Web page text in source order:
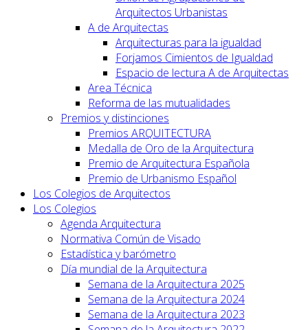
Arquitectos Urbanistas
A de Arquitectas
Arquitecturas para la igualdad
Forjamos Cimientos de Igualdad
Espacio de lectura A de Arquitectas
Area Técnica
Reforma de las mutualidades
Premios y distinciones
Premios ARQUITECTURA
Medalla de Oro de la Arquitectura
Premio de Arquitectura Española
Premio de Urbanismo Español
Los Colegios de Arquitectos
Los Colegios
Agenda Arquitectura
Normativa Común de Visado
Estadística y barómetro
Día mundial de la Arquitectura
Semana de la Arquitectura 2025
Semana de la Arquitectura 2024
Semana de la Arquitectura 2023